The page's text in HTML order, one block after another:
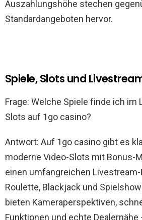
Auszahlungshöhe stechen
Standardangeboten hervor.
Spiele, Slots und
Frage: Welche Spiele finde ich im
Slots auf 1go casino?
Antwort: Auf 1go casino gibt es
moderne Video-Slots mit Bonus-
einen umfangreichen
Roulette, Blackjack und
bieten Kameraperspektiven,
Funktionen und echte Dealernähe